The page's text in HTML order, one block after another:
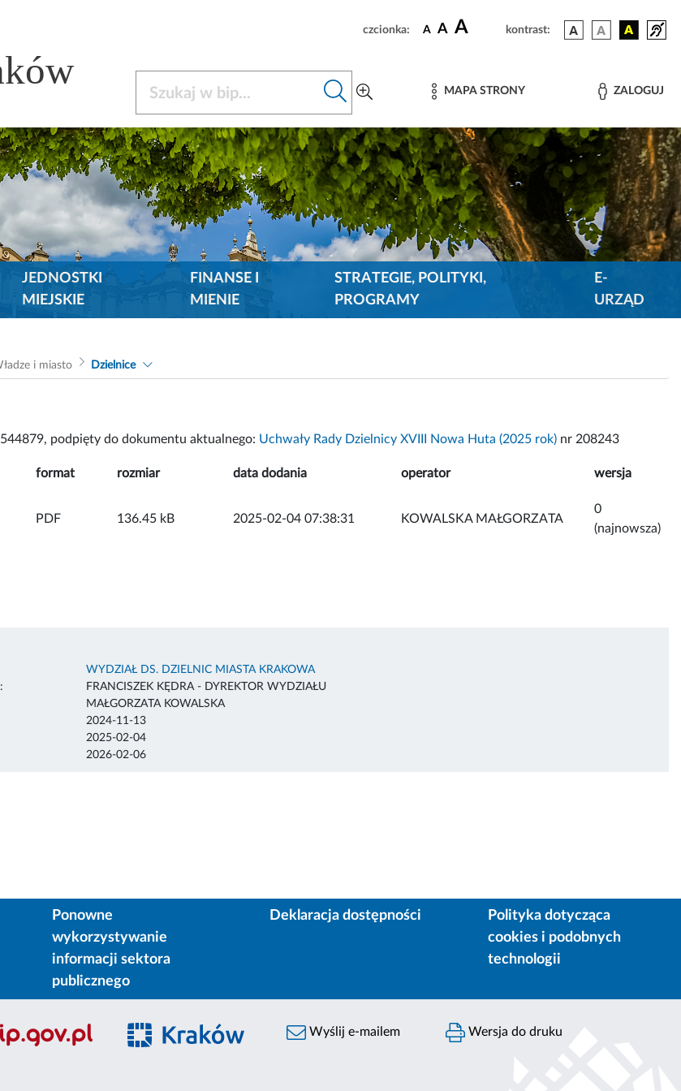
czcionka: A A A kontrast:
MAPA STRONY ZALOGUJ
JEDNOSTKI
MIEJSKIE
FINANSE I
MIENIE
STRATEGIE, POLITYKI,
PROGRAMY
E-
URZĄD
i miasto Dzielnice
podpięty do dokumentu aktualnego: Uchwały Rady Dzielnicy XVIII Nowa Huta (2025 rok) nr 208243
format rozmiar data dodania operator wersja
PDF 136.45 kB 2025-02-04 07:38:31 KOWALSKA MAŁGORZATA
0
(najnowsza)
WYDZIAŁ DS. DZIELNIC MIASTA KRAKOWA
FRANCISZEK KĘDRA - DYREKTOR WYDZIAŁU
MAŁGORZATA KOWALSKA
2024-11-13
2025-02-04
2026-02-06
Ponowne
wykorzystywanie
informacji sektora
publicznego
Deklaracja dostępności
Polityka dotycząca
cookies i podobnych
technologii
Wyślij e-mailem Wersja do druku